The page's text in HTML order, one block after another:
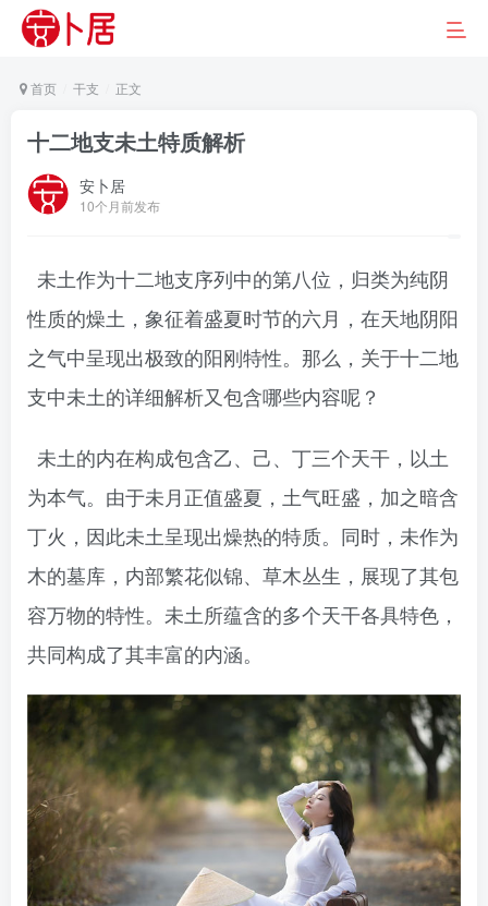
首页 干支 正文
十二地支未土特质解析
安卜居
10个月前发布
未土作为十二地支序列中的第八位，归类为纯阴
性质的燥土，象征着盛夏时节的六月，在天地阴阳
之气中呈现出极致的阳刚特性。那么，关于十二地
支中未土的详细解析又包含哪些内容呢？
未土的内在构成包含乙、己、丁三个天干，以土
为本气。由于未月正值盛夏，土气旺盛，加之暗含
丁火，因此未土呈现出燥热的特质。同时，未作为
木的墓库，内部繁花似锦、草木丛生，展现了其包
容万物的特性。未土所蕴含的多个天干各具特色，
共同构成了其丰富的内涵。